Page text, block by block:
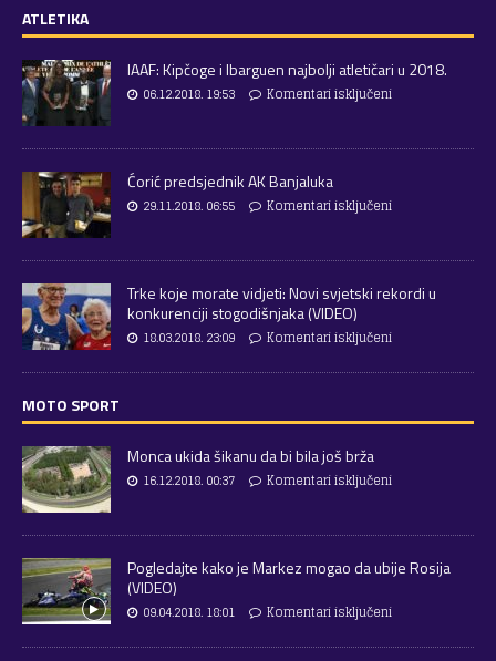
ATLETIKA
IAAF: Kipčoge i Ibarguen najbolji atletičari u 2018.
06.12.2018. 19:53 Komentari isključeni
Ćorić predsjednik AK Banjaluka
29.11.2018. 06:55 Komentari isključeni
Trke koje morate vidjeti: Novi svjetski rekordi u
konkurenciji stogodišnjaka (VIDEO)
18.03.2018. 23:09 Komentari isključeni
MOTO SPORT
Monca ukida šikanu da bi bila još brža
16.12.2018. 00:37 Komentari isključeni
Pogledajte kako je Markez mogao da ubije Rosija
(VIDEO)
09.04.2018. 18:01 Komentari isključeni